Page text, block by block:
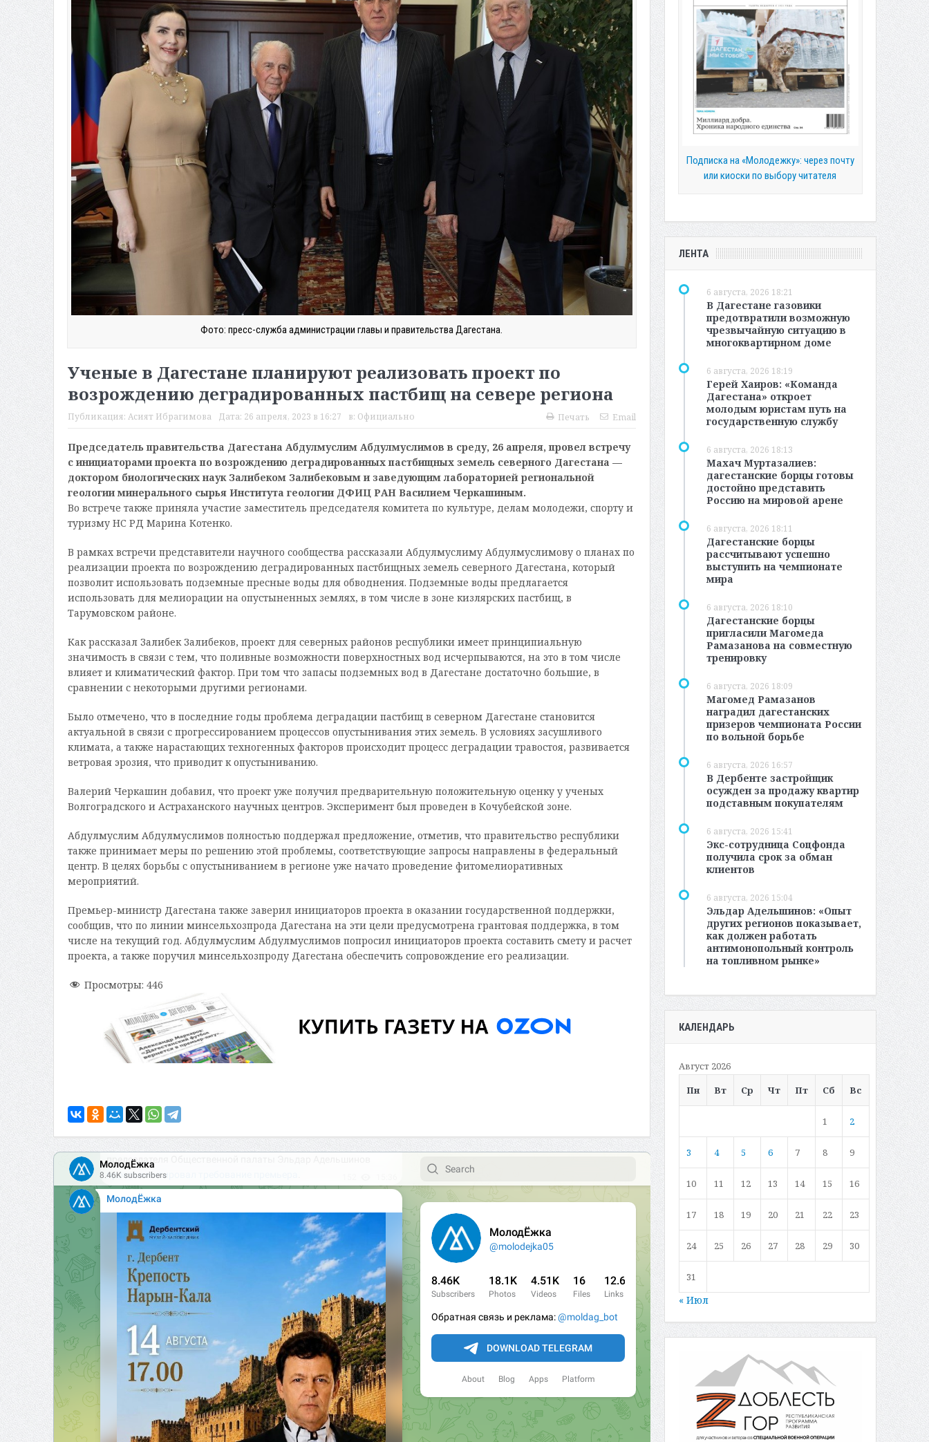
Фото: пресс-служба администрации главы и правительства Дагестана.
Ученые в Дагестане планируют реализовать проект по
возрождению деградированных пастбищ на севере региона
Публикация: Асият Ибрагимова Дата: 26 апреля, 2023 в 16:27 в: Официально Печать Email
Председатель правительства Дагестана Абдулмуслим Абдулмуслимов в среду, 26 апреля, провел встречу
с инициаторами проекта по возрождению деградированных пастбищных земель северного Дагестана —
доктором биологических наук Залибеком Залибековым и заведующим лабораторией региональной
геологии минерального сырья Института геологии ДФИЦ РАН Василием Черкашиным.
Во встрече также приняла участие заместитель председателя комитета по культуре, делам молодежи, спорту и
туризму НС РД Марина Котенко.
В рамках встречи представители научного сообщества рассказали Абдулмуслиму Абдулмуслимову о планах по
реализации проекта по возрождению деградированных пастбищных земель северного Дагестана, который
позволит использовать подземные пресные воды для обводнения. Подземные воды предлагается
использовать для мелиорации на опустыненных землях, в том числе в зоне кизлярских пастбищ, в
Тарумовском районе.
Как рассказал Залибек Залибеков, проект для северных районов республики имеет принципиальную
значимость в связи с тем, что поливные возможности поверхностных вод исчерпываются, на это в том числе
влияет и климатический фактор. При том что запасы подземных вод в Дагестане достаточно большие, в
сравнении с некоторыми другими регионами.
Было отмечено, что в последние годы проблема деградации пастбищ в северном Дагестане становится
актуальной в связи с прогрессированием процессов опустынивания этих земель. В условиях засушливого
климата, а также нарастающих техногенных факторов происходит процесс деградации травостоя, развивается
ветровая эрозия, что приводит к опустыниванию.
Валерий Черкашин добавил, что проект уже получил предварительную положительную оценку у ученых
Волгоградского и Астраханского научных центров. Эксперимент был проведен в Кочубейской зоне.
Абдулмуслим Абдулмуслимов полностью поддержал предложение, отметив, что правительство республики
также принимает меры по решению этой проблемы, соответствующие запросы направлены в федеральный
центр. В целях борьбы с опустыниванием в регионе уже начато проведение фитомелиоративных
мероприятий.
Премьер-министр Дагестана также заверил инициаторов проекта в оказании государственной поддержки,
сообщив, что по линии минсельхозпрода Дагестана на эти цели предусмотрена грантовая поддержка, в том
числе на текущий год. Абдулмуслим Абдулмуслимов попросил инициаторов проекта составить смету и расчет
проекта, а также поручил минсельхозпроду Дагестана обеспечить сопровождение его реализации.
Просмотры: 446
Подписка на «Молодежку»: через почту
или киоски по выбору читателя
ЛЕНТА
6 августа, 2026 18:21
В Дагестане газовики
предотвратили возможную
чрезвычайную ситуацию в
многоквартирном доме
6 августа, 2026 18:19
Герей Хаиров: «Команда
Дагестана» откроет
молодым юристам путь на
государственную службу
6 августа, 2026 18:13
Махач Муртазалиев:
дагестанские борцы готовы
достойно представить
Россию на мировой арене
6 августа, 2026 18:11
Дагестанские борцы
рассчитывают успешно
выступить на чемпионате
мира
6 августа, 2026 18:10
Дагестанские борцы
пригласили Магомеда
Рамазанова на совместную
тренировку
6 августа, 2026 18:09
Магомед Рамазанов
наградил дагестанских
призеров чемпионата России
по вольной борьбе
6 августа, 2026 16:57
В Дербенте застройщик
осужден за продажу квартир
подставным покупателям
6 августа, 2026 15:41
Экс-сотрудница Соцфонда
получила срок за обман
клиентов
6 августа, 2026 15:04
Эльдар Адельшинов: «Опыт
других регионов показывает,
как должен работать
антимонопольный контроль
на топливном рынке»
КАЛЕНДАРЬ
Август 2026
Пн
Вт Ср Чт Пт Сб Вс
1 2
3 4 5 6 7 8 9
10 11 12 13 14 15 16
17 18 19 20 21 22 23
24 25 26 27 28 29 30
31
« Июл